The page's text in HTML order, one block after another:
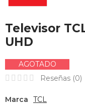
Televisor
UHD
AGOTADO
Reseñas (0)
Marca
TCL